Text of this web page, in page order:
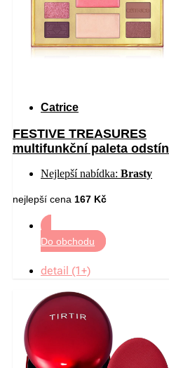
Catrice
FESTIVE TREASURES
multifunkční paleta odstín
Nejlepší nabídka: Brasty
nejlepší cena 167 Kč
Do obchodu
detail (1+)